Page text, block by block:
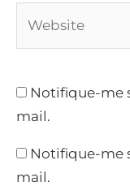
Notifique-me
mail.
Notifique-me
mail.